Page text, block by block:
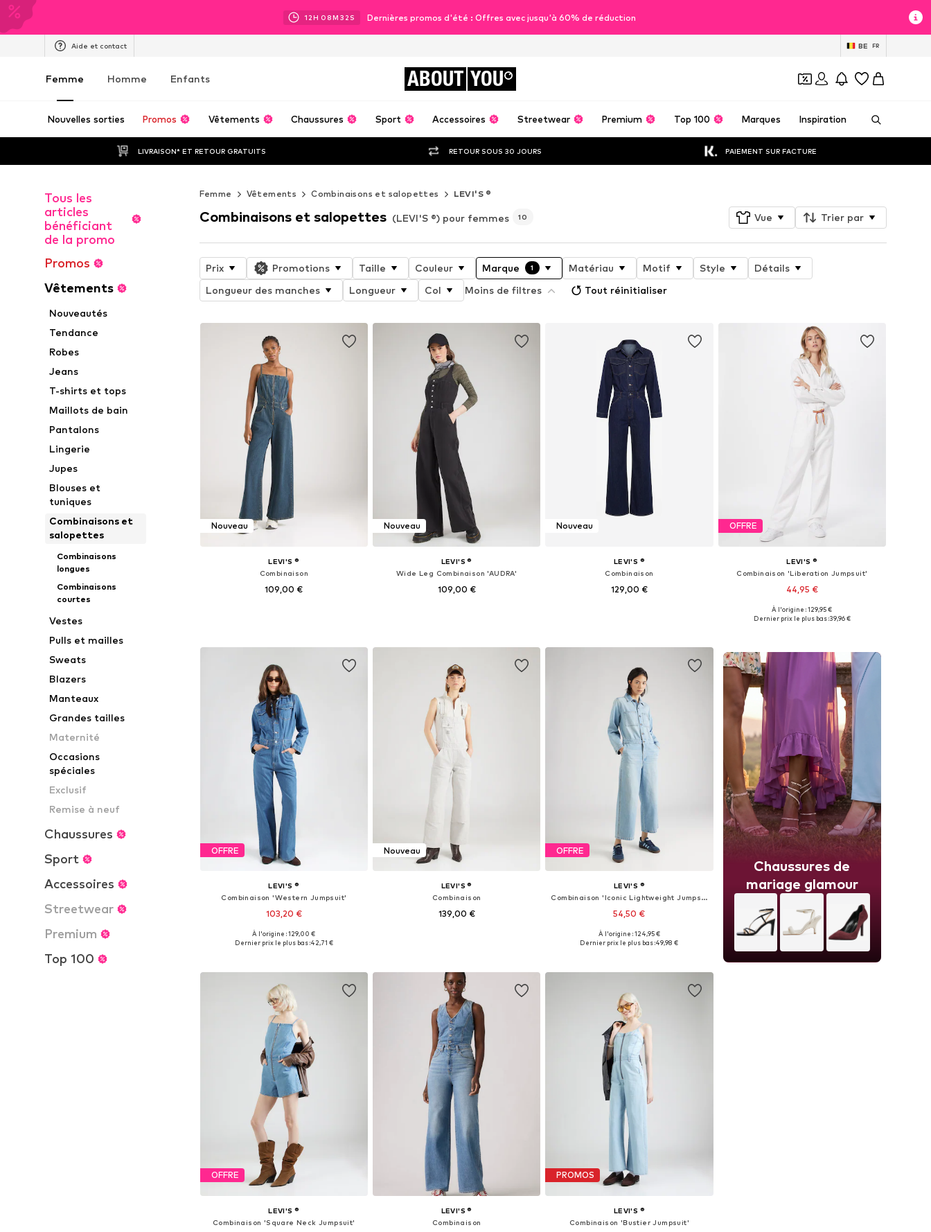
12H 08M 30 S Dernières promos d'été : Offres avec jusqu'à 60% de réduction
Aide et contact BE FR
Femme Homme Enfants ABOUT YOU
Nouvelles sorties Promos Vêtements Chaussures Sport Accessoires Streetwear Premium Top 100 Marques Inspiration
LIVRAISON* ET RETOUR GRATUITS RETOUR SOUS 30 JOURS PAIEMENT SUR FACTURE
Tous les
articles
bénéficiant
de la promo
Promos
Vêtements
Nouveautés
Tendance
Robes
Jeans
T-shirts et tops
Maillots de bain
Pantalons
Lingerie
Jupes
Blouses et
tuniques
Combinaisons et
salopettes
Combinaisons
longues
Combinaisons
courtes
Vestes
Pulls et mailles
Sweats
Blazers
Manteaux
Grandes tailles
Maternité
Occasions
spéciales
Exclusif
Remise à neuf
Chaussures
Sport
Accessoires
Streetwear
Premium
Top 100
Femme Vêtements Combinaisons et salopettes LEVI'S ®
Combinaisons et salopettes (LEVI'S ®) pour femmes 10 Vue Trier par
Prix Promotions Taille Couleur Marque 1 Matériau Motif Style
Détails
Longueur des manches
Longueur Col Moins de filtres Tout réinitialiser
Nouveau
LEVI'S ®
Combinaison
109,00 €
Nouveau
LEVI'S ®
Wide Leg Combinaison 'AUDRA'
109,00 €
Nouveau
LEVI'S ®
Combinaison
129,00 €
OFFRE
LEVI'S ®
Combinaison 'Liberation Jumpsuit'
44,95 €
Tailles disponibles: S, M, L
À l'origine : 129,95 €
Dernier prix le plus bas :39,96 €
OFFRE
LEVI'S ®
Combinaison 'Western Jumpsuit'
103,20 €
Tailles disponibles: XS, S, M, L
À l'origine : 129,00 €
Dernier prix le plus bas :42,71 €
Nouveau
LEVI'S ®
Combinaison
139,00 €
OFFRE
LEVI'S ®
Combinaison 'Iconic Lightweight Jumpsuit'
54,50 €
Tailles disponibles: XS, S, M, L
À l'origine : 124,95 €
Dernier prix le plus bas :49,98 €
Chaussures de
mariage glamour
OFFRE
LEVI'S ®
Combinaison 'Square Neck Jumpsuit'
LEVI'S ®
Combinaison
PROMOS
LEVI'S ®
Combinaison 'Bustier Jumpsuit'